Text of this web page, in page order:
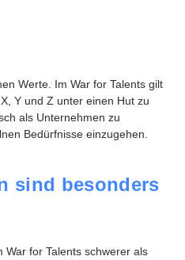
Werte. Im War for Talents gilt
Y und Z unter einen Hut zu
als Unternehmen zu
Bedürfnisse einzugehen.
sind besonders
War for Talents schwerer als